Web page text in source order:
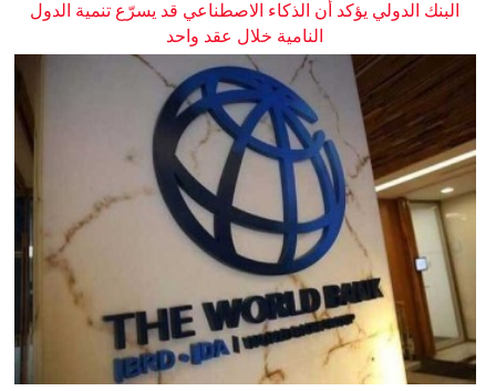
البنك الدولي يؤكد أن الذكاء الاصطناعي قد يسرّع تنمية الدول
النامية خلال عقد واحد